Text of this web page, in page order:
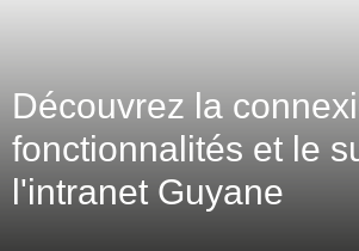
Découvrez la
fonctionnalités et le
l'intranet Guyane